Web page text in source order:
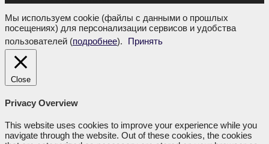
Мы используем cookie (файлы с данными о прошлых
посещениях) для персонализации сервисов и удобства
пользователей (подробнее). Принять
Close
Privacy Overview
This website uses cookies to improve your experience while you
navigate through the website. Out of these cookies, the cookies